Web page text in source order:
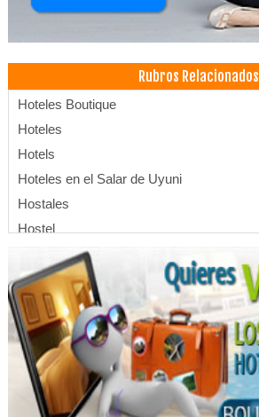
Rubros Relacionados
Hoteles Boutique
Hoteles
Hotels
Hoteles en el Salar de Uyuni
Hostales
Hostel
Convenciones
Centro de Convenciones
Hotelería
Apart Hoteles
Inglés
Transportes